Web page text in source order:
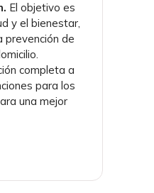
El objetivo es
y el bienestar,
prevención de
completa a
para los
una mejor